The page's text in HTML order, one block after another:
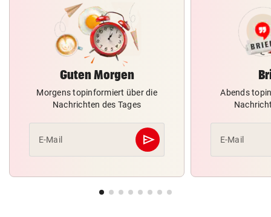
Guten Morgen
Morgens topinformiert über die
Nachrichten des Tages
E-Mail send
Abschicken
Abends
E-Mail